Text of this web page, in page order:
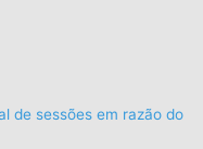
de sessões em razão do